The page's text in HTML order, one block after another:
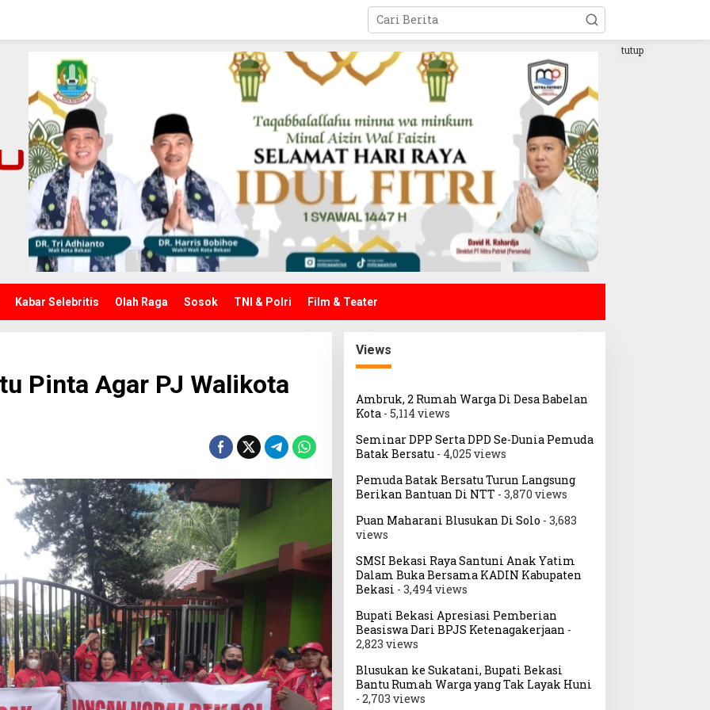
Kabar Selebritis Olah Raga Sosok TNI & Polri Film & Teater
tutup
Pinta Agar PJ Walikota
Views
Ambruk, 2 Rumah Warga Di Desa Babelan
Kota- 5,114 views
Seminar DPP Serta DPD Se-Dunia Pemuda
Batak Bersatu- 4,025 views
Pemuda Batak Bersatu Turun Langsung
Berikan Bantuan Di NTT - 3,870 views
Puan Maharani Blusukan Di Solo - 3,683
views
SMSI Bekasi Raya Santuni Anak Yatim
Dalam Buka Bersama KADIN Kabupaten
Bekasi - 3,494 views
Bupati Bekasi Apresiasi Pemberian
Beasiswa Dari BPJS Ketenagakerjaan -
2,823 views
Blusukan ke Sukatani, Bupati Bekasi
Bantu Rumah Warga yang Tak Layak Huni
- 2,703 views